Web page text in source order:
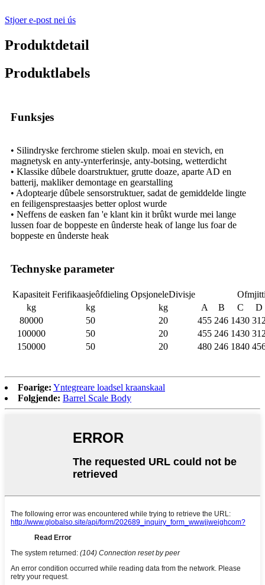
Stjoer e-post nei ús
Produktdetail
Produktlabels
Funksjes
• Silindryske ferchrome stielen skulp. moai en stevich, en
magnetysk en anty-ynterferinsje, anty-botsing, wetterdicht
• Klassike dûbele doarstruktuer, grutte doaze, aparte AD en
batterij, makliker demontage en gearstalling
• Adoptearje dûbele sensorstruktuer, sadat de gemiddelde lingte
en feiligensprestaasjes better oplost wurde
• Neffens de easken fan 'e klant kin it brûkt wurde mei lange
lussen foar de boppeste en ûnderste heak of lange lus foar de
boppeste en ûnderste heak
Technyske parameter
Kapasiteit Ferifikaasjeôfdieling OpsjoneleDivisje
kg
kg kg A B C
D
80000
50 20 455 246 1430
100000
50 20 455 246 1430
150000
50 20 480 246 1840
Foarige: Yntegreare loadsel kraanskaal
Folgjende: Barrel Scale Body